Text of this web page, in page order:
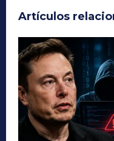
Artículos